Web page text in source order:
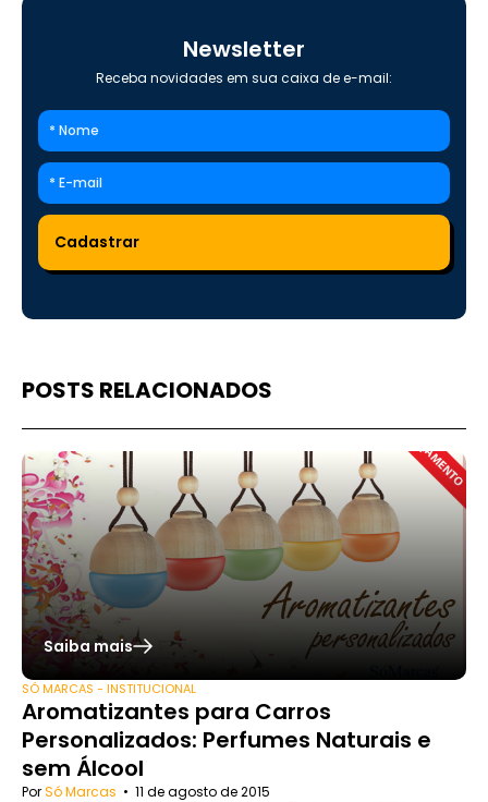
Newsletter
Receba novidades em sua caixa de e-mail:
POSTS RELACIONADOS
Saiba mais
SÓ MARCAS - INSTITUCIONAL
Aromatizantes para Carros
Personalizados: Perfumes Naturais e
sem Álcool
PorSó Marcas • 11 de agosto de 2015